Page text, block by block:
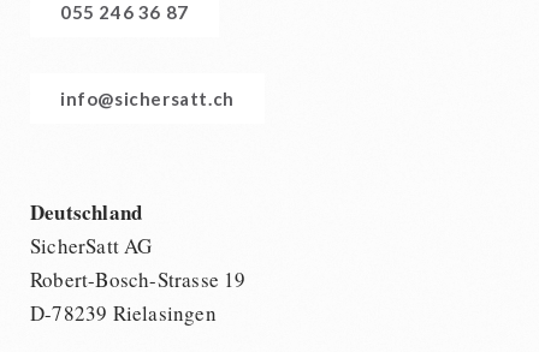
055 246 36 87
info@sichersatt.ch
Deutschland
SicherSatt AG
Robert-Bosch-Strasse 19
D-78239 Rielasingen